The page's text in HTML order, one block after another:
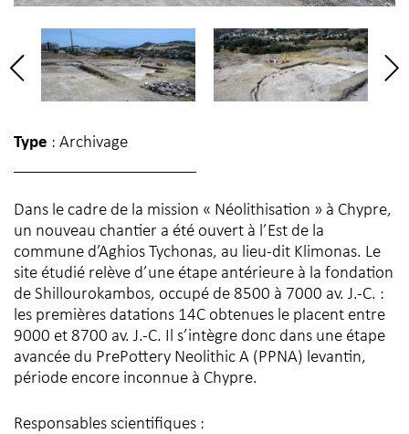
Type : Archivage
Dans le cadre de la mission « Néolithisation » à Chypre,
un nouveau chantier a été ouvert à l’Est de la
commune d’Aghios Tychonas, au lieu-dit Klimonas. Le
site étudié relève d’une étape antérieure à la fondation
de Shillourokambos, occupé de 8500 à 7000 av. J.-C. :
les premières datations 14C obtenues le placent entre
9000 et 8700 av. J.-C. Il s’intègre donc dans une étape
avancée du PrePottery Neolithic A (PPNA) levantin,
période encore inconnue à Chypre.
Responsables scientifiques :